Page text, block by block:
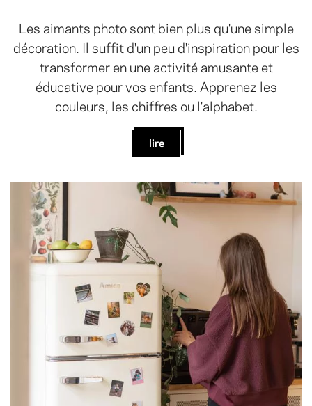
Les aimants photo sont bien plus qu'une simple
décoration. Il suffit d'un peu d'inspiration pour les
transformer en une activité amusante et
éducative pour vos enfants. Apprenez les
couleurs, les chiffres ou l'alphabet.
lire